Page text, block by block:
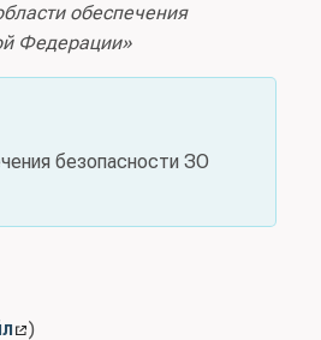
обеспечения
Федерации»
безопасности ЗО
)